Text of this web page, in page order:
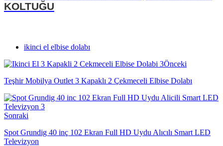
KOLTUĞU
ikinci el elbise dolabı
Önceki
Teşhir Mobilya Outlet 3 Kapaklı 2 Çekmeceli Elbise Dolabı
Sonraki
Spot Grundig 40 inç 102 Ekran Full HD Uydu Alıcılı Smart LED
Televizyon